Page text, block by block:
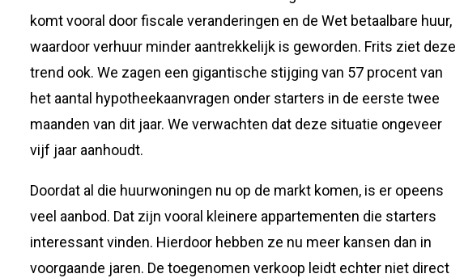
komt vooral door fiscale veranderingen en de Wet betaalbare huur,
waardoor verhuur minder aantrekkelijk is geworden. Frits ziet deze
trend ook. We zagen een gigantische stijging van 57 procent van
het aantal hypotheekaanvragen onder starters in de eerste twee
maanden van dit jaar. We verwachten dat deze situatie ongeveer
vijf jaar aanhoudt.
Doordat al die huurwoningen nu op de markt komen, is er opeens
veel aanbod. Dat zijn vooral kleinere appartementen die starters
interessant vinden. Hierdoor hebben ze nu meer kansen dan in
voorgaande jaren. De toegenomen verkoop leidt echter niet direct